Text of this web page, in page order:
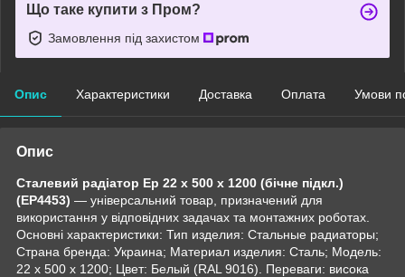
Що таке купити з Пром?
Замовлення під захистом
Опис Характеристики Доставка Оплата Умови
Опис
Сталевий радіатор Ep 22 x 500 x 1200 (бічне підкл.)
(EP4453) — універсальний товар, призначений для
використання у відповідних задачах та монтажних роботах.
Основні характеристики: Тип изделия: Стальные радиаторы;
Страна бренда: Украина; Материал изделия: Сталь; Мoдель:
22 x 500 x 1200; Цвет: Белый (RAL 9016). Переваги: висока